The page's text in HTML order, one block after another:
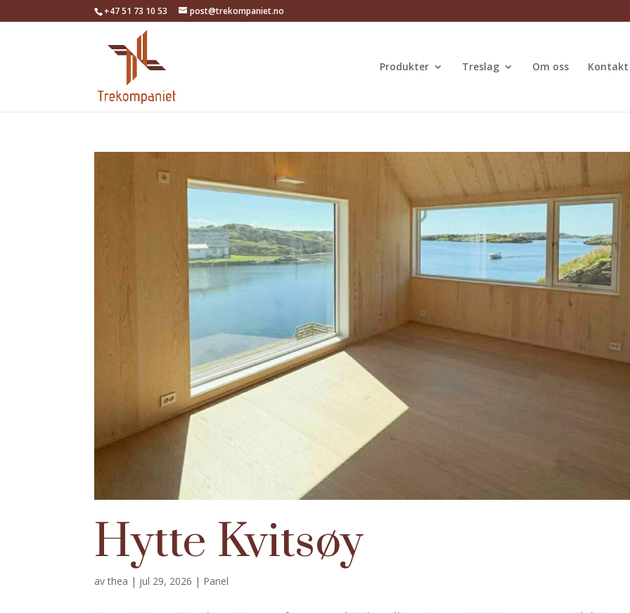
+47 51 73 10 53 post@trekompaniet.no
Produkter Treslag Om oss Kontakt
Hytte Kvitsøy
avthea | jul 29, 2026 | Panel